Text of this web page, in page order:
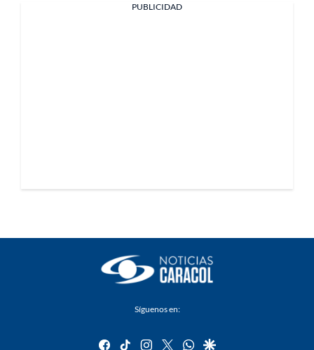
PUBLICIDAD
Síguenos en:
facebook
tiktok instagram
twitterwhatsapp
google